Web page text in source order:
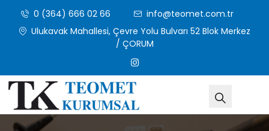
0 (364) 666 02 66
info@teomet.com.tr
Ulukavak Mahallesi, Çevre Yolu Bulvarı 52 Blok Merkez
/ ÇORUM